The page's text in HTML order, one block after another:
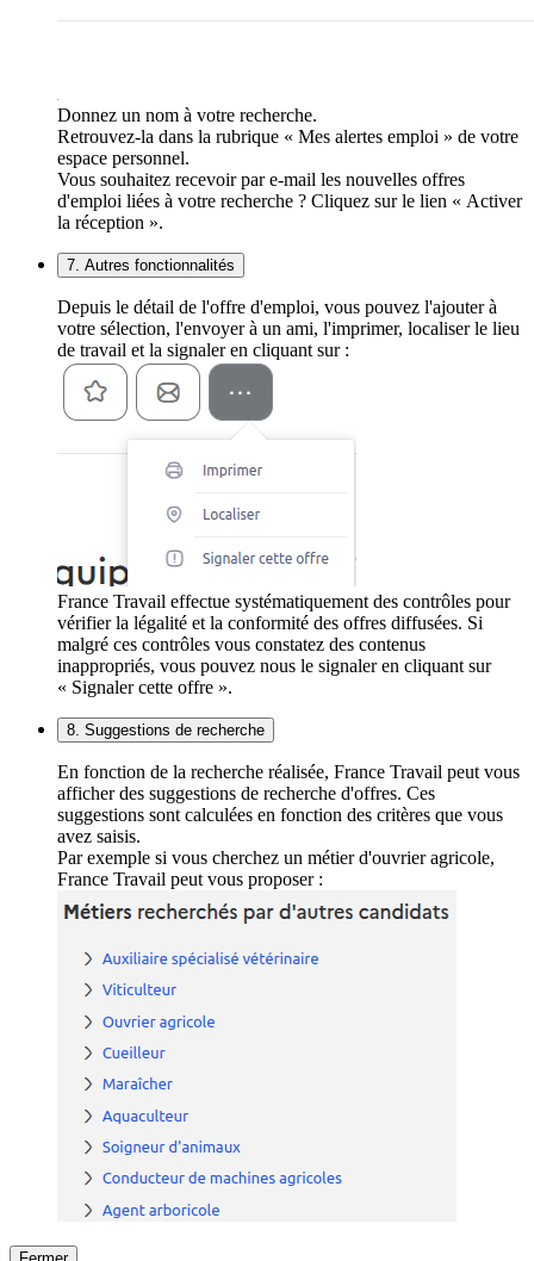
Donnez un nom à votre recherche.
Retrouvez-la dans la rubrique « Mes alertes emploi » de votre
espace personnel.
Vous souhaitez recevoir par e-mail les nouvelles offres
d'emploi liées à votre recherche ? Cliquez sur le lien « Activer
la réception ».
7. Autres fonctionnalités
Depuis le détail de l'offre d'emploi, vous pouvez l'ajouter à
votre sélection, l'envoyer à un ami, l'imprimer, localiser le lieu
de travail et la signaler en cliquant sur :
France Travail effectue systématiquement des contrôles pour
vérifier la légalité et la conformité des offres diffusées. Si
malgré ces contrôles vous constatez des contenus
inappropriés, vous pouvez nous le signaler en cliquant sur
« Signaler cette offre ».
8. Suggestions de recherche
En fonction de la recherche réalisée, France Travail peut vous
afficher des suggestions de recherche d'offres. Ces
suggestions sont calculées en fonction des critères que vous
avez saisis.
Par exemple si vous cherchez un métier d'ouvrier agricole,
France Travail peut vous proposer :